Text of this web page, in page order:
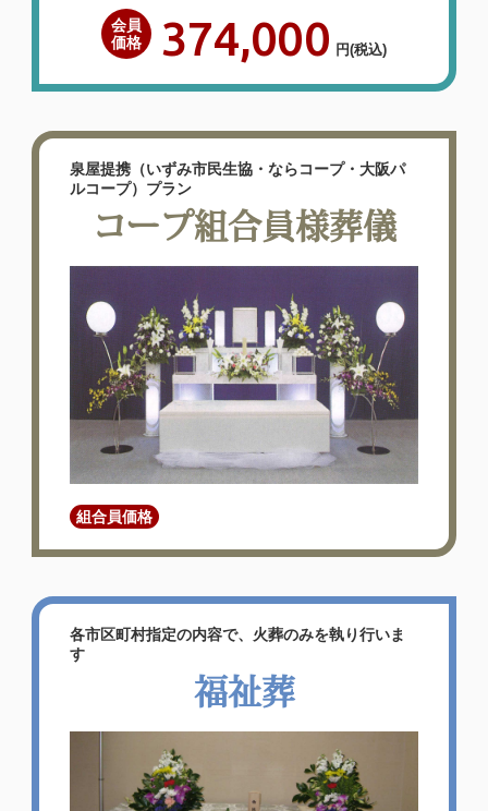
会員
価格
374,000 円(税込)
泉屋提携（いずみ市民生協・ならコープ・大阪パ
ルコープ）プラン
コープ組合員様葬儀
組合員価格
各市区町村指定の内容で、火葬のみを執り行いま
す
福祉葬